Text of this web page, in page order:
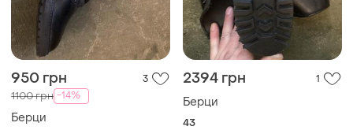
950 грн 3
1100 грн -14%
Берци
2394 грн 1
Берци
43